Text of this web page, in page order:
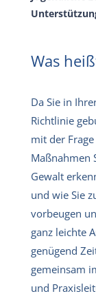
Was
Da Sie in
Richtlinie
mit der
Maßnahmen
Gewalt
und wie Sie
vorbeugen
ganz leichte
genügend
gemeinsam
und